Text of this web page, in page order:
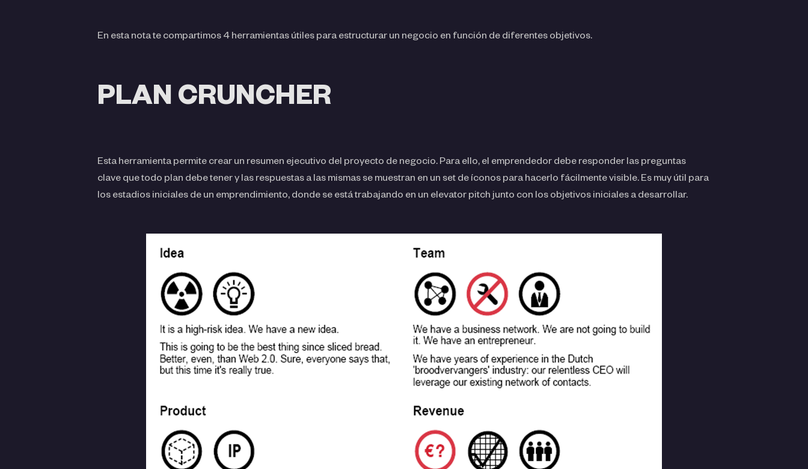
En esta nota te compartimos 4 herramientas útiles para estructurar un negocio en función de diferentes objetivos.
PLAN CRUNCHER
Esta herramienta permite crear un resumen ejecutivo del proyecto de negocio. Para ello, el emprendedor debe responder las preguntas
clave que todo plan debe tener y las respuestas a las mismas se muestran en un set de íconos para hacerlo fácilmente visible. Es muy útil para
los estadios iniciales de un emprendimiento, donde se está trabajando en un elevator pitch junto con los objetivos iniciales a desarrollar.